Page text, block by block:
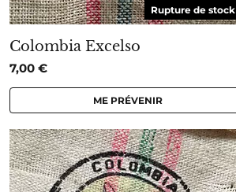
Rupture de stock
Colombia Excelso
7,00 €
ME PRÉVENIR